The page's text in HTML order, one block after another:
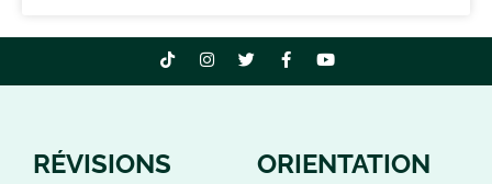
RÉVISIONS ORIENTATION